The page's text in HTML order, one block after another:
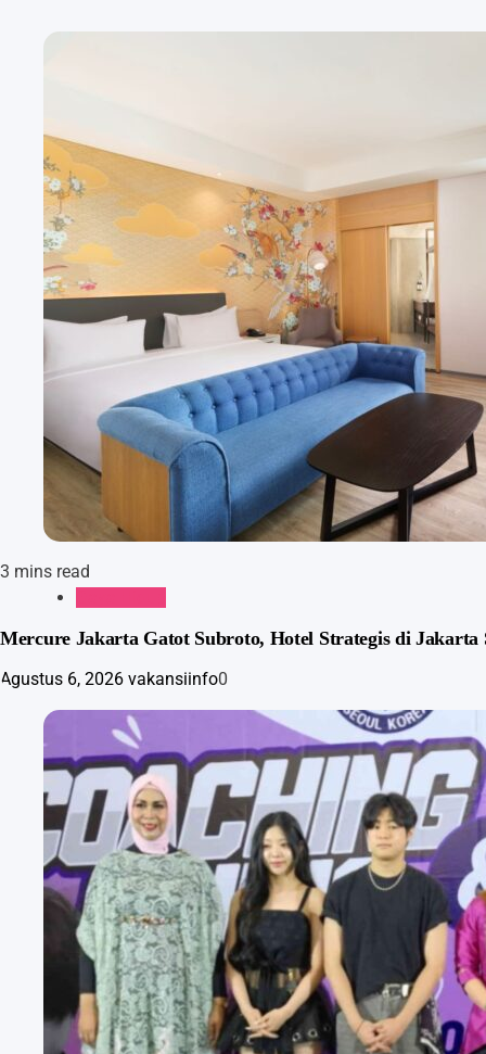
3 mins read
Mercure Jakarta Gatot Subroto, Hotel Strategis di
Agustus 6, 2026 vakansiinfo0